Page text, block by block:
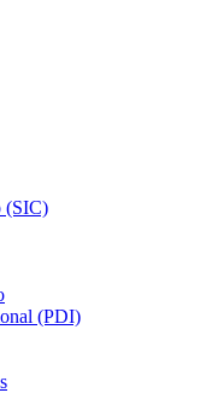
(SIC)
(PDI)